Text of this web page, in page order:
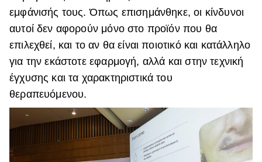
εμφάνισής τους. Όπως επισημάνθηκε, οι κίνδυνοι
αυτοί δεν αφορούν μόνο στο προϊόν που θα
επιλεχθεί, και το αν θα είναι ποιοτικό και κατάλληλο
για την εκάστοτε εφαρμογή, αλλά και στην τεχνική
έγχυσης και τα χαρακτηριστικά του
θεραπευόμενου.